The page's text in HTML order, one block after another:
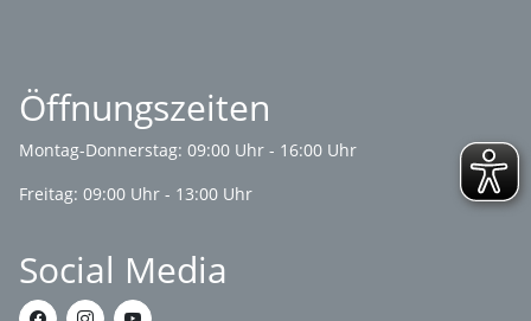
Öffnungszeiten
Montag-Donnerstag: 09:00 Uhr - 16:00 Uhr
Freitag: 09:00 Uhr - 13:00 Uhr
Social Media